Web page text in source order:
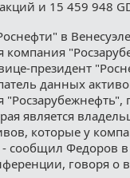
и 15 459 948
в
компания
президент
данных
"Росзарубежнефть",
является
которые у
сообщил Федоров в
говоря о